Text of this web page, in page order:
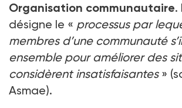
Organisation communautaire.
désigne le « processus par
membres d’une communauté
ensemble pour améliorer des
considèrent insatisfaisantes»
Asmae).